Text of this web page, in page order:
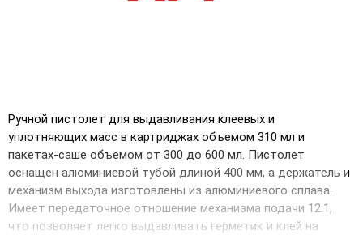
Ручной пистолет для выдавливания клеевых и
уплотняющих масс в картриджах объемом 310 мл и
пакетах-саше объемом от 300 до 600 мл. Пистолет
оснащен алюминиевой тубой длиной 400 мм, а держатель и
механизм выхода изготовлены из алюминиевого сплава.
Имеет передаточное отношение механизма подачи 12:1,
что позволяет легко выдавливать герметик и клей на